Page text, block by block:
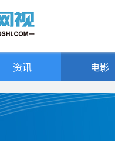
资讯 电影